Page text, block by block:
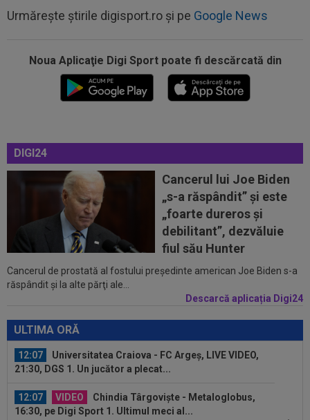
Urmărește știrile digisport.ro și pe Google News
Noua Aplicaţie Digi Sport poate fi descărcată din
DIGI24
Cancerul lui Joe Biden
„s-a răspândit” şi este
„foarte dureros și
debilitant”, dezvăluie
fiul său Hunter
Cancerul de prostată al fostului preşedinte american Joe Biden s-a
răspândit şi la alte părţi ale...
Descarcă aplicația Digi24
ULTIMA ORĂ
12:07 VIDEO
Chindia Târgoviște - Metaloglobus,
16:30, pe Digi Sport 1. Ultimul meci al...
EXCLUSIV
Dani Coman a intrat în direct și a
11:43 EXCLUSIV
A ”explodat” în SuperLigă și e gata
de transfer: ”Nu a scos până acum atacant...
AUR pentru România la Campionatele
Mondiale U19!
FOTO
Lionel Messi a ajuns în Argentina,
după moartea tatălui său
12:20 FOTO
Cristiano Ronaldo nu s-a putut abține,
după ce sute de oameni au apărut la...
DGS 2. Benfica - Academico Viseu, 22:30...
12:07
Universitatea Craiova - FC Argeș, LIVE VIDEO,
21:30, DGS 1. Un jucător a plecat...
12:07 VIDEO
Chindia Târgoviște - Metaloglobus,
16:30, pe Digi Sport 1. Ultimul meci al...